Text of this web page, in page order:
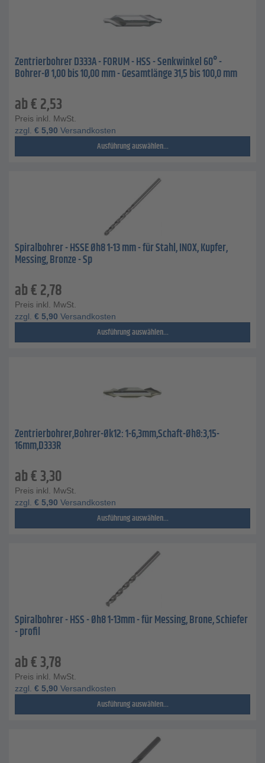
Zentrierbohrer D333A - FORUM - HSS - Senkwinkel 60° -
Bohrer-Ø 1,00 bis 10,00 mm - Gesamtlänge 31,5 bis 100,0 mm
ab€2,53
Preis inkl. MwSt.
zzgl. € 5,90 Versandkosten
Ausführung auswählen...
Spiralbohrer - HSSE Øh8 1-13 mm - für Stahl, INOX, Kupfer,
Messing, Bronze - Sp
ab€2,78
Preis inkl. MwSt.
zzgl. € 5,90 Versandkosten
Ausführung auswählen...
Zentrierbohrer,Bohrer-Øk12: 1-6,3mm,Schaft-Øh8:3,15-
16mm,D333R
ab€3,30
Preis inkl. MwSt.
zzgl. € 5,90 Versandkosten
Ausführung auswählen...
Spiralbohrer - HSS - Øh8 1-13mm - für Messing, Brone, Schiefer
- profil
ab€3,78
Preis inkl. MwSt.
zzgl. € 5,90 Versandkosten
Ausführung auswählen...